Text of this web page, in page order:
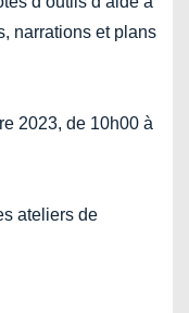
narrations et plans
2023, de 10h00 à
ateliers de